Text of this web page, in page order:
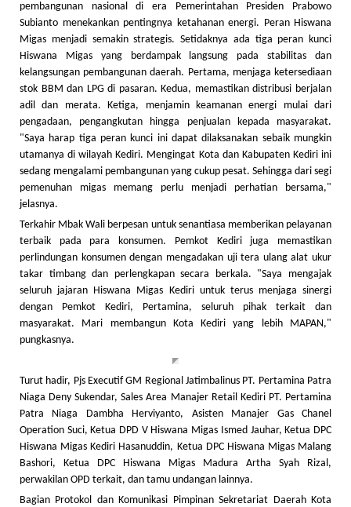
pembangunan nasional di era Pemerintahan Presiden Prabowo
Subianto menekankan pentingnya ketahanan energi. Peran Hiswana
Migas menjadi semakin strategis. Setidaknya ada tiga peran kunci
Hiswana Migas yang berdampak langsung pada stabilitas dan
kelangsungan pembangunan daerah. Pertama, menjaga ketersediaan
stok BBM dan LPG di pasaran. Kedua, memastikan distribusi berjalan
adil dan merata. Ketiga, menjamin keamanan energi mulai dari
pengadaan, pengangkutan hingga penjualan kepada masyarakat.
"Saya harap tiga peran kunci ini dapat dilaksanakan sebaik mungkin
utamanya di wilayah Kediri. Mengingat Kota dan Kabupaten Kediri ini
sedang mengalami pembangunan yang cukup pesat. Sehingga dari segi
pemenuhan migas memang perlu menjadi perhatian bersama,"
jelasnya.
Terkahir Mbak Wali berpesan untuk senantiasa memberikan pelayanan
terbaik pada para konsumen. Pemkot Kediri juga memastikan
perlindungan konsumen dengan mengadakan uji tera ulang alat ukur
takar timbang dan perlengkapan secara berkala. "Saya mengajak
seluruh jajaran Hiswana Migas Kediri untuk terus menjaga sinergi
dengan Pemkot Kediri, Pertamina, seluruh pihak terkait dan
masyarakat. Mari membangun Kota Kediri yang lebih MAPAN,"
pungkasnya.
Turut hadir, Pjs Executif GM Regional Jatimbalinus PT. Pertamina Patra
Niaga Deny Sukendar, Sales Area Manajer Retail Kediri PT. Pertamina
Patra Niaga Dambha Herviyanto, Asisten Manajer Gas Chanel
Operation Suci, Ketua DPD V Hiswana Migas Ismed Jauhar, Ketua DPC
Hiswana Migas Kediri Hasanuddin, Ketua DPC Hiswana Migas Malang
Bashori, Ketua DPC Hiswana Migas Madura Artha Syah Rizal,
perwakilan OPD terkait, dan tamu undangan lainnya.
Bagian Protokol dan Komunikasi Pimpinan Sekretariat Daerah Kota